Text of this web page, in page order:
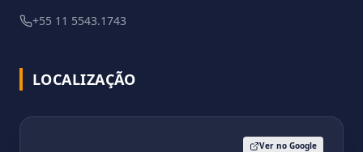
+55 11 5543.1743
LOCALIZAÇÃO
Ver no Google